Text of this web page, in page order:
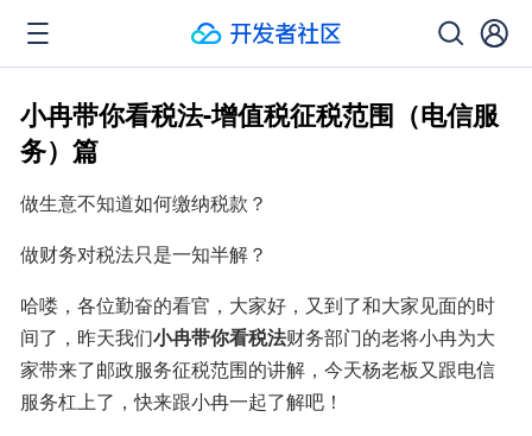
小冉带你看税法-增值税征税范围（电信服
务）篇
做生意不知道如何缴纳税款？
做财务对税法只是一知半解？
哈喽，各位勤奋的看官，大家好，又到了和大家见面的时
间了，昨天我们小冉带你看税法财务部门的老将小冉为大
家带来了邮政服务征税范围的讲解，今天杨老板又跟电信
服务杠上了，快来跟小冉一起了解吧！